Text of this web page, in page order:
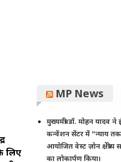
लिए
MP News
मुख्यमंत्री डॉ. मोहन यादव ने
कन्वेंशन सेंटर में "न्याय
आयोजित वेस्ट ज़ोन क्षेत्रीय
का लोकार्पण किया।